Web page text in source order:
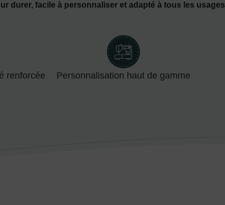
durer, facile à personnaliser et adapté à tous les usages
renforcée Personnalisation haut de gamme